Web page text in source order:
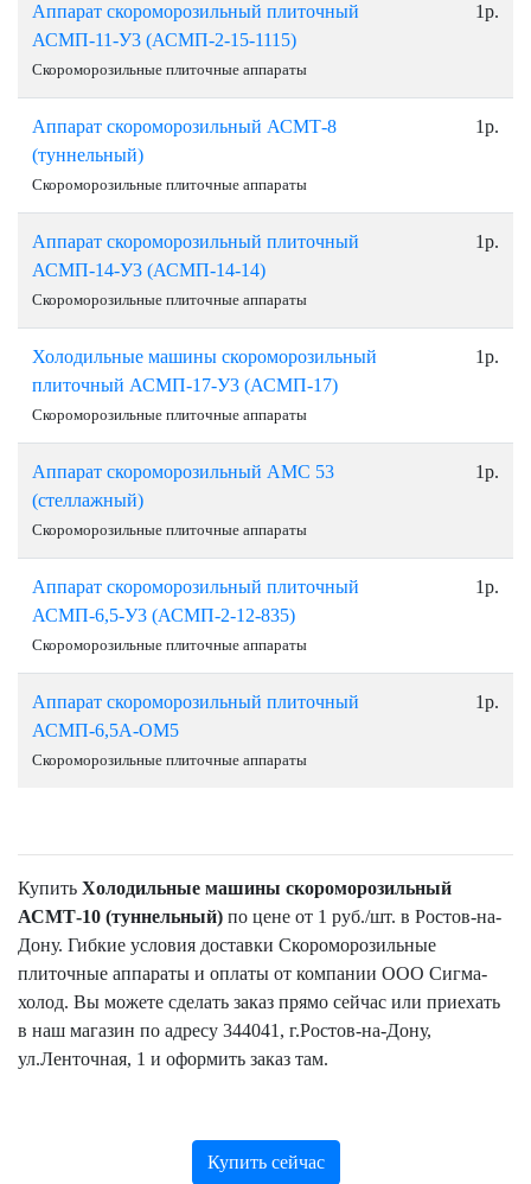
Аппарат скороморозильный плиточный
АСМП-11-У3 (АСМП-2-15-1115)
Скороморозильные плиточные аппараты
1р.
Аппарат скороморозильный АСМТ-8
(туннельный)
Скороморозильные плиточные аппараты
1р.
Аппарат скороморозильный плиточный
АСМП-14-У3 (АСМП-14-14)
Скороморозильные плиточные аппараты
1р.
Холодильные машины скороморозильный
плиточный АСМП-17-У3 (АСМП-17)
Скороморозильные плиточные аппараты
1р.
Аппарат скороморозильный АМС 53
(стеллажный)
Скороморозильные плиточные аппараты
1р.
Аппарат скороморозильный плиточный
АСМП-6,5-У3 (АСМП-2-12-835)
Скороморозильные плиточные аппараты
1р.
Аппарат скороморозильный плиточный
АСМП-6,5А-ОМ5
Скороморозильные плиточные аппараты
1р.
Купить Холодильные машины скороморозильный
АСМТ-10 (туннельный) по цене от 1 руб./шт. в Ростов-на-
Дону. Гибкие условия доставки Скороморозильные
плиточные аппараты и оплаты от компании ООО Сигма-
холод. Вы можете сделать заказ прямо сейчас или приехать
в наш магазин по адресу 344041, г.Ростов-на-Дону,
ул.Ленточная, 1 и оформить заказ там.
Купить сейчас